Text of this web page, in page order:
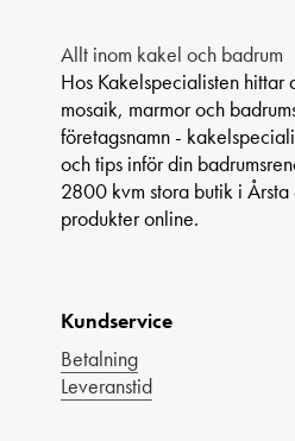
Allt inom kakel och badrum
Hos Kakelspecialisten hittar
mosaik, marmor och
företagsnamn -
och tips inför din
2800 kvm stora butik i
produkter online.
Kundservice
Betalning
Leveranstid